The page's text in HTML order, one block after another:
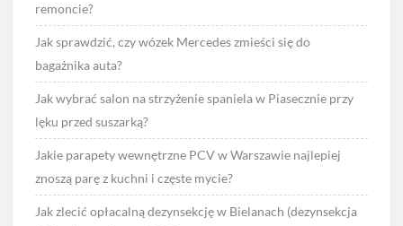
remoncie?
Jak sprawdzić, czy wózek Mercedes zmieści się do
bagażnika auta?
Jak wybrać salon na strzyżenie spaniela w Piasecznie przy
lęku przed suszarką?
Jakie parapety wewnętrzne PCV w Warszawie najlepiej
znoszą parę z kuchni i częste mycie?
Jak zlecić opłacalną dezynsekcję w Bielanach (dezynsekcja